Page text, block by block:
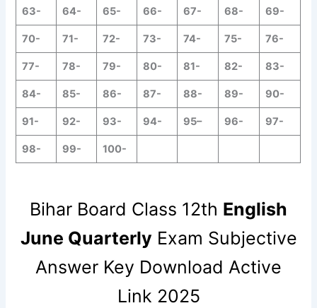
63- 64- 65- 66- 67- 68- 69-
70- 71- 72- 73- 74- 75- 76-
77- 78- 79- 80- 81- 82- 83-
84- 85- 86- 87- 88- 89- 90-
91- 92- 93- 94- 95– 96- 97-
98- 99- 100-
Bihar Board Class 12th English
June Quarterly Exam Subjective
Answer Key Download Active
Link 2025